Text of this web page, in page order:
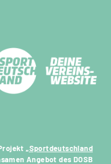
„Sportdeutschland
Angebot des DOSB